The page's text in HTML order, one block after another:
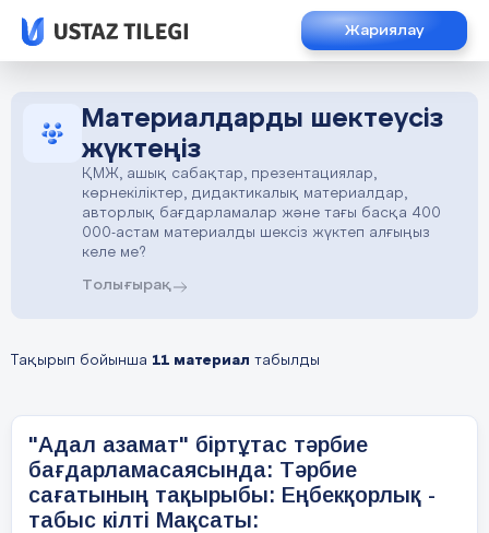
Жариялау
Материалдарды шектеусіз
жүктеңіз
ҚМЖ, ашық сабақтар, презентациялар,
көрнекіліктер, дидактикалық материалдар,
авторлық бағдарламалар және тағы басқа 400
000-астам материалды шексіз жүктеп алғыңыз
келе ме?
Толығырақ
Тақырып бойынша 11 материал табылды
"Адал азамат" біртұтас тәрбие
бағдарламасаясында: Тәрбие
сағатының тақырыбы: Еңбекқорлық -
табыс кілті Мақсаты: